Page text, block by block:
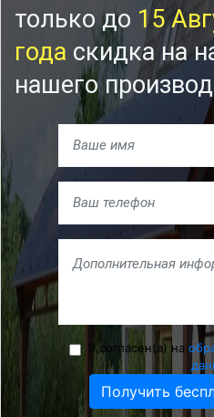
только до 15
года скидка на
нашего
Я согласен(а) на
Получить